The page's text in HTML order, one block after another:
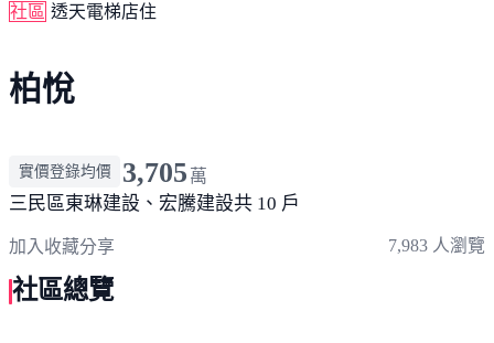
社區 透天電梯店住
柏悅
實價登錄均價 3,705 萬
三民區東琳建設、宏騰建設共 10 戶
加入收藏分享 7,983 人瀏覽
社區總覽